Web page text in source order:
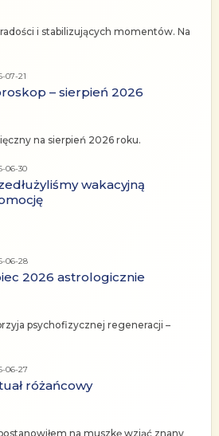
i stabilizujących momentów. Na
07-21
– sierpień 2026
na sierpień 2026 roku.
06-30
wakacyjną
06-28
2026 astrologicznie
psychofizycznej regeneracji –
06-27
różańcowy
na muszkę wziąć znany